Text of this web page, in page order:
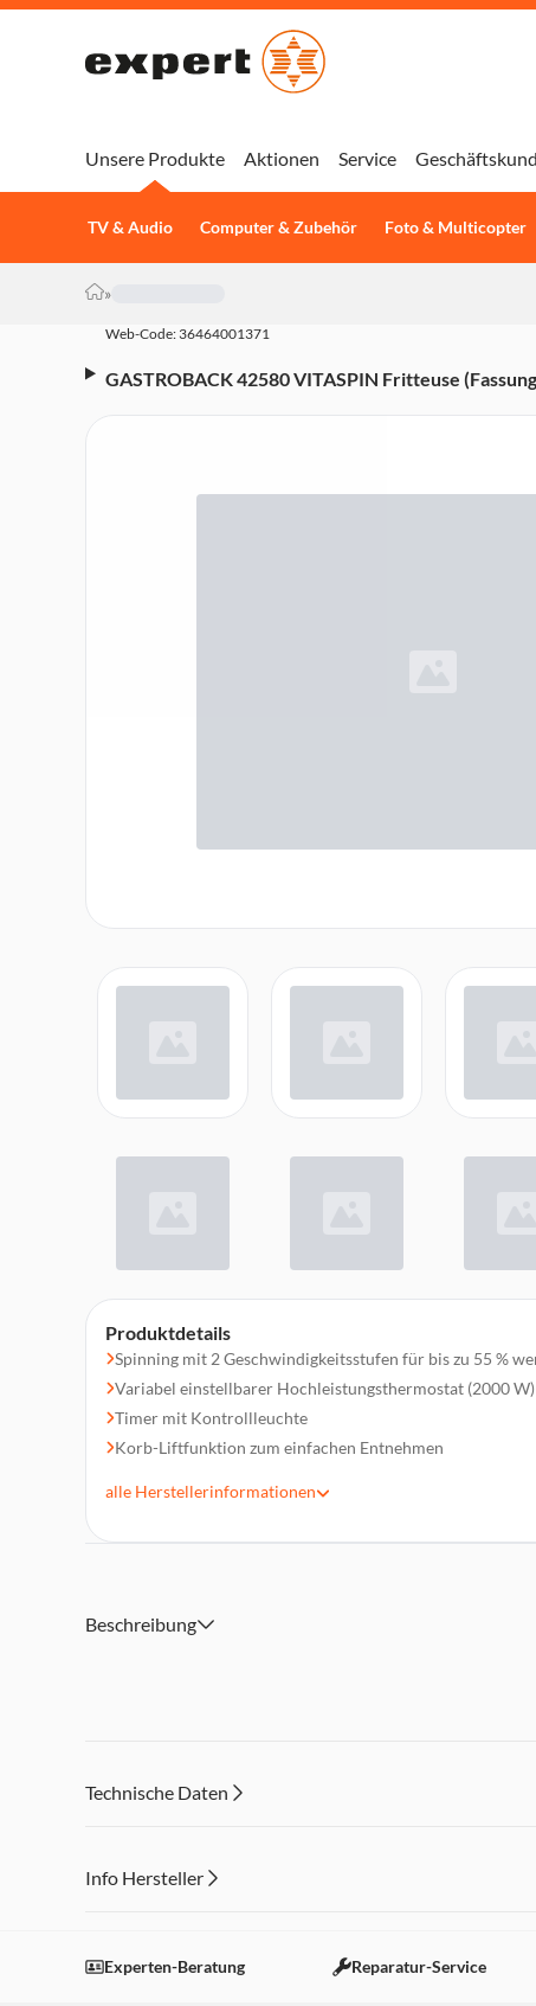
Unsere Produkte
TV & Audio Computer & Zubehör Foto & Multicopter
Aktionen Service
»
Web-Code: 36464001371
GASTROBACK 42580 VITASPIN Fritteuse
Produktdetails
Spinning mit 2 Geschwindigkeitsstufen für bis zu 55 %
Variabel einstellbarer Hochleistungsthermostat (2000 W)
Timer mit Kontrollleuchte
Korb-Liftfunktion zum einfachen Entnehmen
alle Herstellerinformationen
Beschreibung
Technische Daten
Info Hersteller
Einstellungen anpassen
Experten-Beratung Reparatur-Service